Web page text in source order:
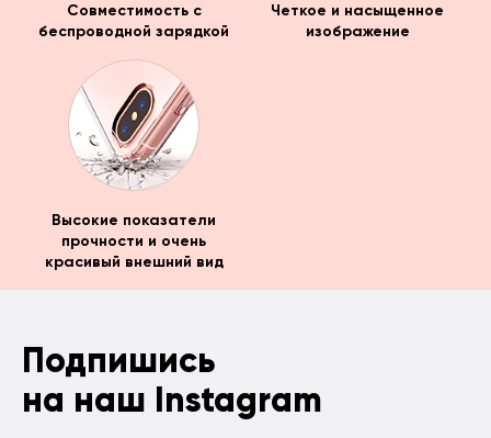
Совместимость с
беспроводной зарядкой
Четкое и насыщенное
изображение
Высокие показатели
прочности и очень
красивый внешний вид
Подпишись
на наш Instagram